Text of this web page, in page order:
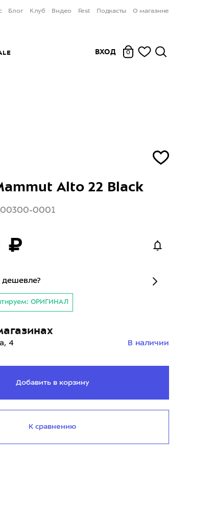
Блог Клуб Видео Fest Подкасты О магазине
ВХОД 0
Alto 22 Black
00300-0001
₽
ОРИГИНАЛ
4 В наличии
Добавить в корзину
К сравнению